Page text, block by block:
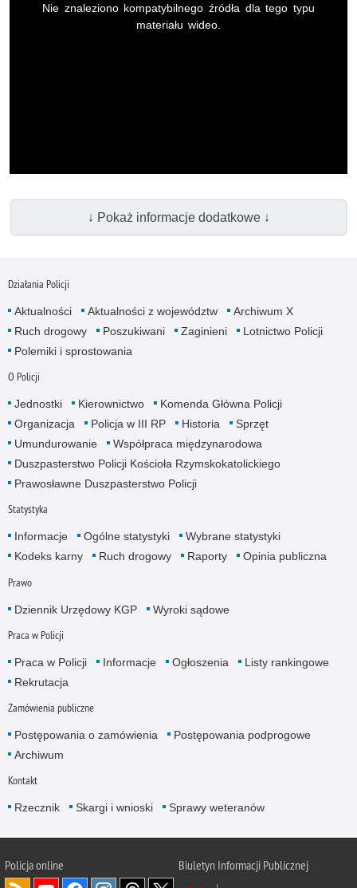
Nie znaleziono kompatybilnego źródła dla tego typu
materiału wideo.
↓ Pokaż informacje dodatkowe ↓
Działania Policji
Aktualności Aktualności z województw
Archiwum X
Ruch drogowy
Poszukiwani Zaginieni
Lotnictwo Policji
Polemiki i sprostowania
O Policji
Jednostki Kierownictwo
Komenda Główna Policji
Organizacja
Policja w III RP Historia
Sprzęt
Umundurowanie
Współpraca międzynarodowa
Duszpasterstwo Policji Kościoła Rzymskokatolickiego
Prawosławne Duszpasterstwo Policji
Statystyka
Informacje Ogólne statystyki
Wybrane statystyki
Kodeks karny
Ruch drogowy Raporty Opinia publiczna
Prawo
Dziennik Urzędowy KGP Wyroki sądowe
Praca w Policji
Praca w Policji Informacje Ogłoszenia
Listy rankingowe
Rekrutacja
Zamówienia publiczne
Postępowania o zamówienia
Postępowania podprogowe
Archiwum
Kontakt
Rzecznik Skargi i wnioski Sprawy weteranów
Policjaonline
Biuletyn Informacji Publicznej